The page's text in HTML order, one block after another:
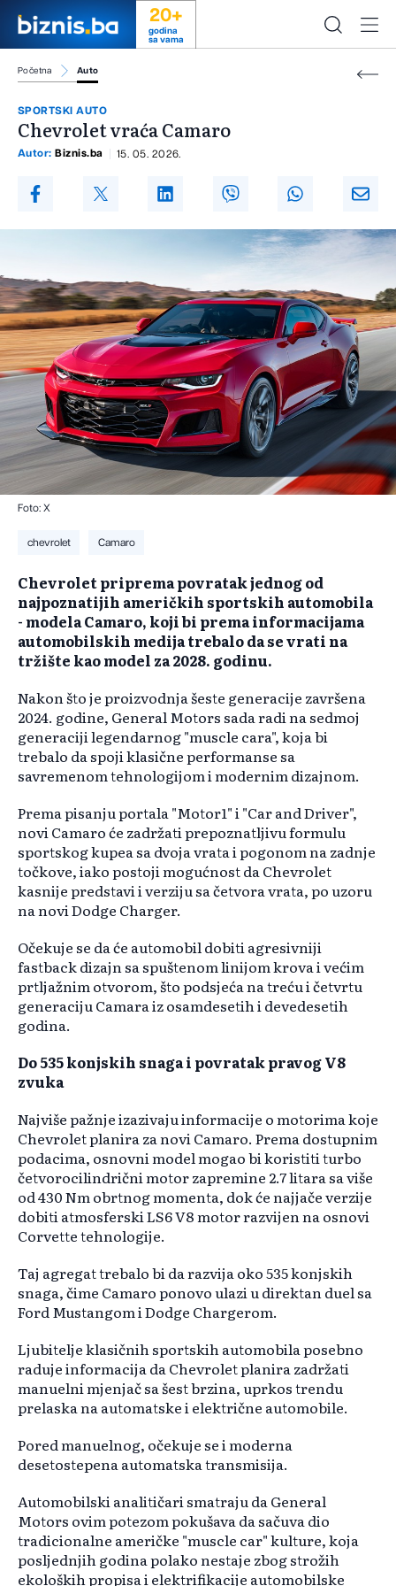
20+
godina
sa vama
Početna Auto
SPORTSKI AUTO
Chevrolet vraća Camaro
Autor: Biznis.ba 15. 05. 2026.
Foto: X
chevrolet Camaro
​Chevrolet priprema povratak jednog od
najpoznatijih američkih sportskih automobila
- modela Camaro, koji bi prema informacijama
automobilskih medija trebalo da se vrati na
tržište kao model za 2028. godinu.
Nakon što je proizvodnja šeste generacije završena
2024. godine, General Motors sada radi na sedmoj
generaciji legendarnog "muscle cara", koja bi
trebalo da spoji klasične performanse sa
savremenom tehnologijom i modernim dizajnom.
Prema pisanju portala "Motor1" i "Car and Driver",
novi Camaro će zadržati prepoznatljivu formulu
sportskog kupea sa dvoja vrata i pogonom na zadnje
točkove, iako postoji mogućnost da Chevrolet
kasnije predstavi i verziju sa četvora vrata, po uzoru
na novi Dodge Charger.
Očekuje se da će automobil dobiti agresivniji
fastback dizajn sa spuštenom linijom krova i većim
prtljažnim otvorom, što podsjeća na treću i četvrtu
generaciju Camara iz osamdesetih i devedesetih
godina.
Do 535 konjskih snaga i povratak pravog V8
zvuka
Najviše pažnje izazivaju informacije o motorima koje
Chevrolet planira za novi Camaro. Prema dostupnim
podacima, osnovni model mogao bi koristiti turbo
četvorocilindrični motor zapremine 2.7 litara sa više
od 430 Nm obrtnog momenta, dok će najjače verzije
dobiti atmosferski LS6 V8 motor razvijen na osnovi
Corvette tehnologije.
Taj agregat trebalo bi da razvija oko 535 konjskih
snaga, čime Camaro ponovo ulazi u direktan duel sa
Ford Mustangom i Dodge Chargerom.
Ljubitelje klasičnih sportskih automobila posebno
raduje informacija da Chevrolet planira zadržati
manuelni mjenjač sa šest brzina, uprkos trendu
prelaska na automatske i električne automobile.
Pored manuelnog, očekuje se i moderna
desetostepena automatska transmisija.
Automobilski analitičari smatraju da General
Motors ovim potezom pokušava da sačuva dio
tradicionalne američke "muscle car" kulture, koja
posljednjih godina polako nestaje zbog strožih
ekoloških propisa i elektrifikacije automobilske